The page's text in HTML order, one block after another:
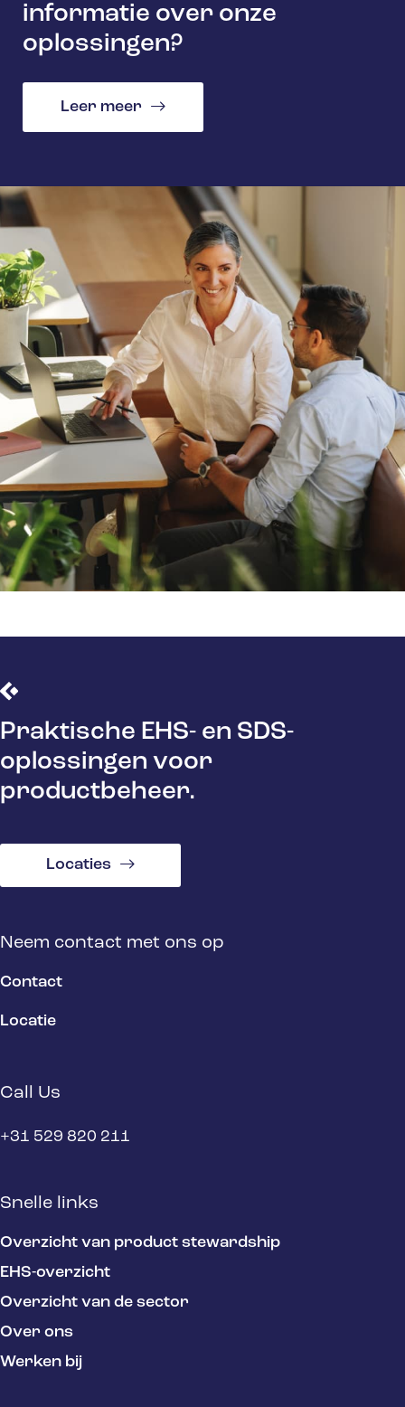
informatie over onze
oplossingen?
Leer meer
Praktische EHS- en SDS-
oplossingen voor
productbeheer.
Locaties
Neem contact met ons op
Contact
Locatie
Call Us
+31 529 820 211
Snelle links
Overzicht van product stewardship
EHS-overzicht
Overzicht van de sector
Over ons
Werken bij